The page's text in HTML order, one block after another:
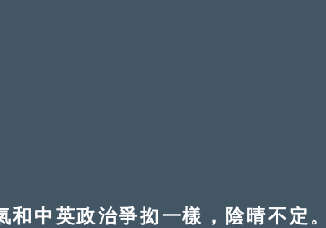
中英政治爭抝一樣，陰晴不定